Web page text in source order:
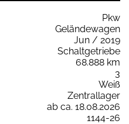
Pkw
Geländewagen
Jun / 2019
Schaltgetriebe
68.888 km
3
Weiß
Zentrallager
ab ca. 18.08.2026
1144-26